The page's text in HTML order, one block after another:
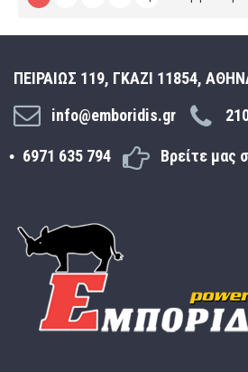
ΠΕΙΡΑΙΩΣ 119, ΓΚΑΖΙ 11854,
info@emboridis.gr
6971 635 794 Βρείτε μας